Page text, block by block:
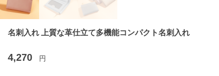
名刺入れ 上質な革仕立て多機能コンパクト名刺入れ
4,270 円